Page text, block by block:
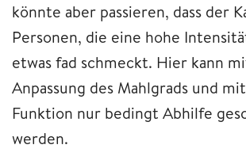
könnte aber passieren, dass der
Personen, die eine hohe
etwas fad schmeckt. Hier kann
Anpassung des Mahlgrads und
Funktion nur bedingt Abhilfe
werden.